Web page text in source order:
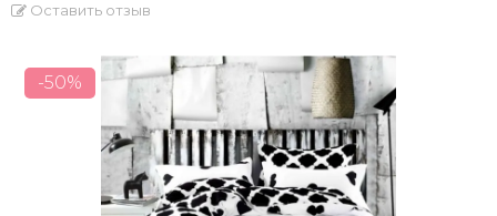
Оставить отзыв
-50%